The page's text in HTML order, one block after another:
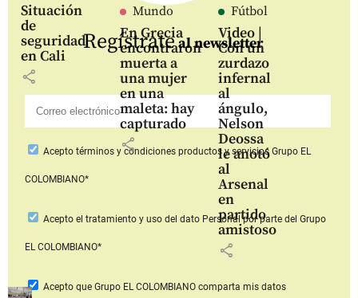
Situación
de
seguridad
en Cali
share
Mundo
En Grecia
encontraron
muerta a
una mujer
en una
maleta: hay
capturado
share
Fútbol
Video |
Con un
zurdazo
infernal
al
ángulo,
Nelson
Deossa
le anotó
al
Arsenal
en
partido
amistoso
share
Regístrateal newsletter
Aceptotérminos y condiciones productos y serviciosGrupo EL
COLOMBIANO*
Acepto el tratamiento y uso del dato Personalpor parte del Grupo
EL COLOMBIANO*
Acepto que Grupo EL COLOMBIANOcomparta mis datos